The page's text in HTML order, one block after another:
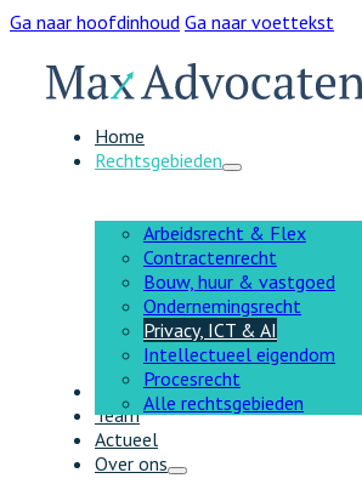
Ga naar hoofdinhoud Ga naar voettekst
Home
Rechtsgebieden
Arbeidsrecht & Flex
Contractenrecht
Bouw, huur & vastgoed
Ondernemingsrecht
Privacy, ICT & AI
Intellectueel eigendom
Procesrecht
Alle rechtsgebieden
Team
Actueel
Over ons